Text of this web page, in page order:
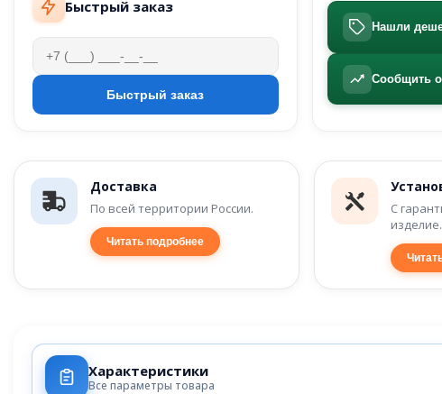
Быстрый заказ
Нашли
Сообщить
Доставка
По всей территории России.
Читать подробнее
С
изделие.
Характеристики
Все параметры товара